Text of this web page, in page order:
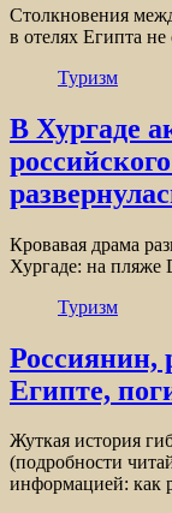
Столкновения
в отелях Египта
Туризм
В Хургаде
Кровавая драма
Хургаде: на пляже
Туризм
Россиянин,
Египте,
Жуткая история
(подробности
информацией: как